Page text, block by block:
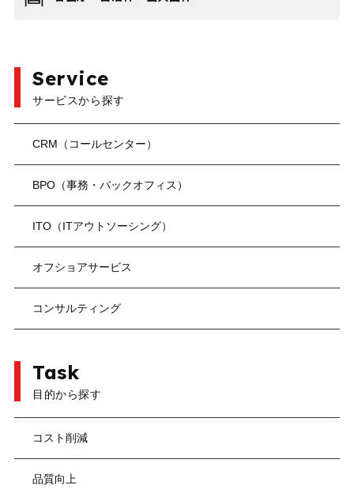
Service
サービスから探す
CRM（コールセンター）
BPO（事務・バックオフィス）
ITO（ITアウトソーシング）
オフショアサービス
コンサルティング
Task
目的から探す
コスト削減
品質向上